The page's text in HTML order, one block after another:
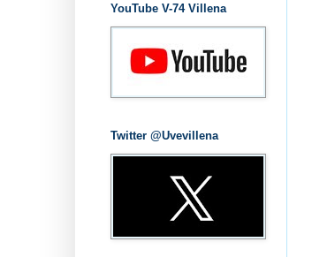
YouTube V-74 Villena
Twitter @Uvevillena